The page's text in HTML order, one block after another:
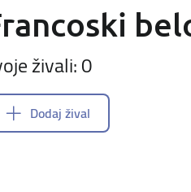
živali: 0
Dodaj žival